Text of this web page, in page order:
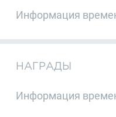
Информация
НАГРАДЫ
Информация